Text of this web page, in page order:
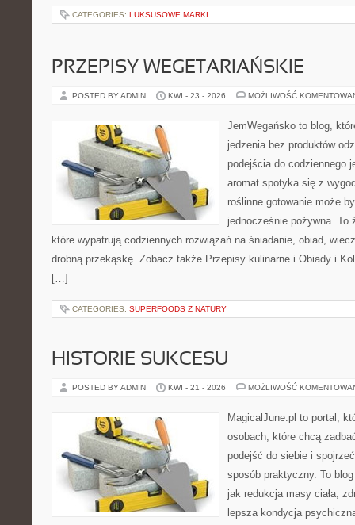
CATEGORIES: LUKSUSOWE MARKI
PRZEPISY WEGETARIAŃSKIE
POSTED BY ADMIN KWI - 23 - 2026 MOŻLIWOŚĆ
JemWegańsko to blog,
jedzenia bez produktów
podejścia do codziennego
aromat spotyka się z
roślinne gotowanie może
jednocześnie pożywna. To
które wypatrują codziennych rozwiązań na śniadanie, obiad,
drobną przekąskę. Zobacz także Przepisy kulinarne i Obiady i
[…]
CATEGORIES: SUPERFOODS Z NATURY
HISTORIE SUKCESU
POSTED BY ADMIN KWI - 21 - 2026 MOŻLIWOŚĆ
MagicalJune.pl to portal,
osobach, które chcą
podejść do siebie i
sposób praktyczny. To
jak redukcja masy ciała,
lepsza kondycja